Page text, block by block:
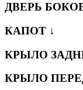
ДВЕРЬ
КАПОТ ↓
КРЫЛО
КРЫЛО